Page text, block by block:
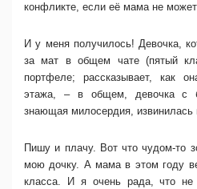
конфликте, если её мама не может
И у меня получилось! Девочка,
за мат в общем чате (пятый
портфеле; рассказывает, как
этажа, – в общем, девочка с
знающая милосердия,
Пишу и плачу. Вот что чудом-то
мою дочку. А мама в этом году
класса. И я очень рада, что не